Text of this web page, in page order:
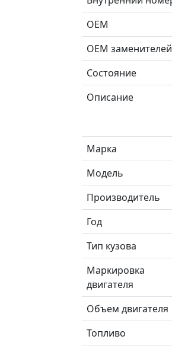
ОЕМ
ОЕМ заменителей
Состояние
Описание
Марка
Модель
Производитель
Год
Тип кузова
Маркировка
двигателя
Объем двигателя
Топливо